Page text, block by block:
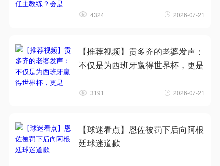
4324 2026-07-21
【推荐视频】贡多齐的老婆发声：
不仅是为西班牙赢得世界杯，更是
3191 2026-07-21
【球迷看点】恩佐被罚下后向阿根
廷球迷道歉